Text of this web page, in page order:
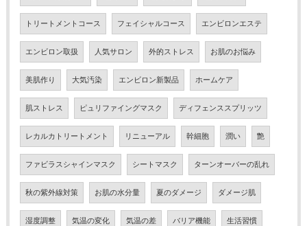
トリートメントコース フェイシャルコース エンビロンエステ
エンビロン取扱 人気サロン 外的ストレス お肌のお悩み
美肌作り 大気汚染 エンビロン新製品 ホームケア
肌ストレス ピュリファイングマスク ディフェンススプリッツ
レカルカトリートメント リニューアル 幹細胞 潤い 艶
ファビラスシャインマスク シートマスク ターンオーバーの乱れ
秋の紫外線対策 お肌の水分量 夏のダメージ ダメージ肌
湿度調整 気温の変化 気温の差 バリア機能 生活習慣